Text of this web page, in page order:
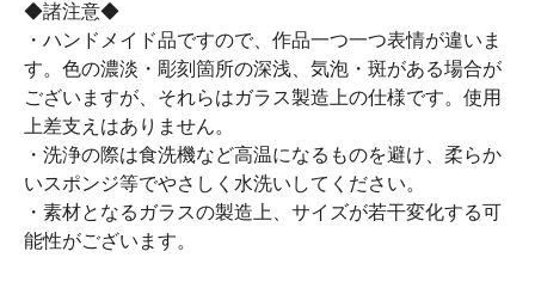
◆諸注意◆
・ハンドメイド品ですので、作品一つ一つ表情が違いま
す。色の濃淡・彫刻箇所の深浅、気泡・斑がある場合が
ございますが、それらはガラス製造上の仕様です。使用
上差支えはありません。
・洗浄の際は食洗機など高温になるものを避け、柔らか
いスポンジ等でやさしく水洗いしてください。
・素材となるガラスの製造上、サイズが若干変化する可
能性がございます。